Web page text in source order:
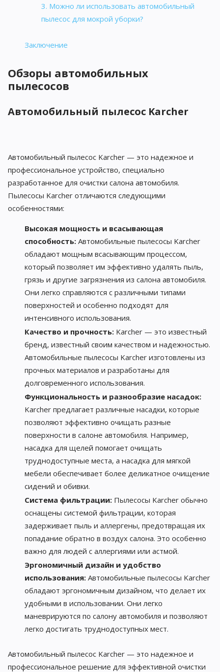
3. Можно ли использовать автомобильный
пылесос для мокрой уборки?
Заключение
Обзоры автомобильных
пылесосов
Автомобильный пылесос Karcher
Автомобильный пылесос Karcher — это надежное и
профессиональное устройство, специально
разработанное для очистки салона автомобиля.
Пылесосы Karcher отличаются следующими
особенностями:
Высокая мощность и всасывающая
способность:Автомобильные пылесосы Karcher
обладают мощным всасывающим процессом,
который позволяет им эффективно удалять пыль,
грязь и другие загрязнения из салона автомобиля.
Они легко справляются с различными типами
поверхностей и особенно подходят для
интенсивного использования.
Качество и прочность:Karcher — это известный
бренд, известный своим качеством и надежностью.
Автомобильные пылесосы Karcher изготовлены из
прочных материалов и разработаны для
долговременного использования.
Функциональность и разнообразие насадок:
Karcher предлагает различные насадки, которые
позволяют эффективно очищать разные
поверхности в салоне автомобиля. Например,
насадка для щелей помогает очищать
труднодоступные места, а насадка для мягкой
мебели обеспечивает более деликатное очищение
сидений и обивки.
Система фильтрации:Пылесосы Karcher обычно
оснащены системой фильтрации, которая
задерживает пыль и аллергены, предотвращая их
попадание обратно в воздух салона. Это особенно
важно для людей с аллергиями или астмой.
Эргономичный дизайн и удобство
использования:Автомобильные пылесосы Karcher
обладают эргономичным дизайном, что делает их
удобными в использовании. Они легко
маневрируются по салону автомобиля и позволяют
легко достигать труднодоступных мест.
Автомобильный пылесос Karcher — это надежное и
профессиональное решение для эффективной очистки